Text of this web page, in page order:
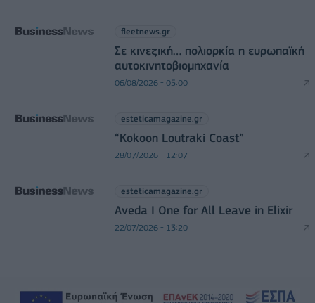
fleetnews.gr
Σε κινεζική… πολιορκία η ευρωπαϊκή
αυτοκινητοβιομηχανία
06/08/2026 - 05:00
esteticamagazine.gr
“Kokoon Loutraki Coast”
28/07/2026 - 12:07
esteticamagazine.gr
Aveda I One for All Leave in Elixir
22/07/2026 - 13:20